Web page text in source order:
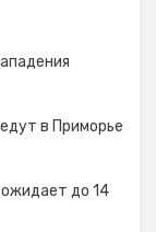
в Приморье
до 14